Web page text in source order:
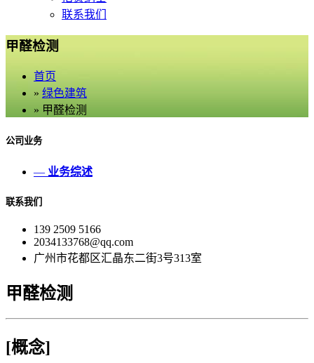
联系我们
甲醛检测
首页
» 绿色建筑
» 甲醛检测
公司业务
— 业务综述
联系我们
139 2509 5166
2034133768@qq.com
广州市花都区汇晶东二街3号313室
甲醛检测
[概念]